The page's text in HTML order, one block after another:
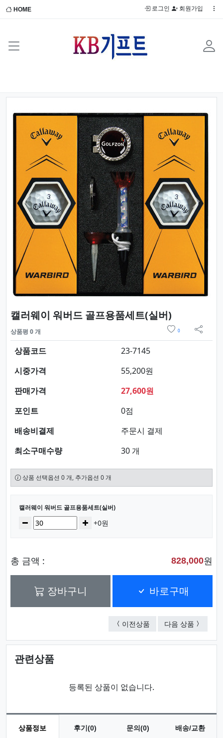
HOME 로그인 회원가입
Previous Next
캘러웨이 워버드 골프용품세트(실버)
상품평 0 개 0
sns 공
상품코드
23-7145
시중가격
55,200원
판매가격
27,600원
포인트
0점
배송비결제
주문시 결제
최소구매수량
30 개
상품 선택옵션 0 개, 추가옵션 0 개
선택된 옵션
캘러웨이 워버드 골프용품세트(실버)
수량감소 증가+0원
총 금액 : 828,000원
장바구니 바로구매
이전상품 캘러웨이 워버드 골프
다음 상품 캘러웨
관련상품
등록된 상품이 없습니다.
상품정보 후기(0) 문의(0) 배송/교환